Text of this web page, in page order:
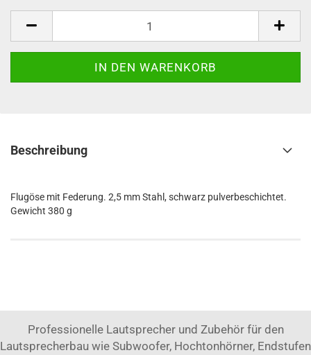
Beschreibung
Flugöse mit Federung. 2,5 mm Stahl, schwarz pulverbeschichtet.
Gewicht 380 g
Professionelle Lautsprecher und Zubehör für den
Lautsprecherbau wie Subwoofer, Hochtonhörner, Endstufen